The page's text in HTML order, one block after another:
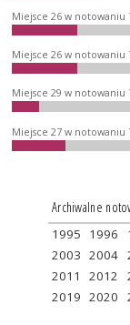
Miejsce 26 w notowaniu
Miejsce 26 w notowaniu
Miejsce 29 w notowaniu
Miejsce 27 w notowaniu
Archiwalne
1995 1996
2003 2004
2011
2012
2019 2020